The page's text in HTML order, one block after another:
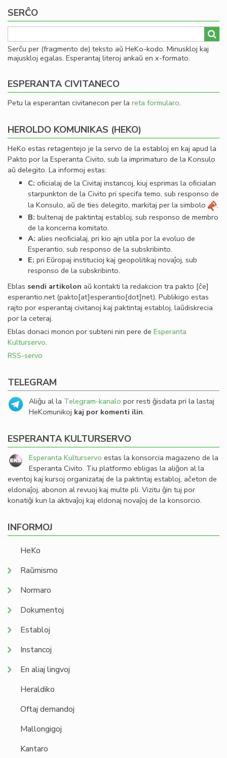
SERĈO
Serĉu per (fragmento de) teksto aŭ HeKo-kodo. Minuskloj kaj
majuskloj egalas. Esperantaj literoj ankaŭ en x-formato.
ESPERANTA CIVITANECO
Petu la esperantan civitanecon per la reta formularo.
HEROLDO KOMUNIKAS (HEKO)
HeKo estas retagentejo je la servo de la establoj en kaj apud la
Pakto por la Esperanta Civito, sub la imprimaturo de la Konsulo
aŭ delegito. La informoj estas:
C: oﬁcialaj de la Civitaj instancoj, kiuj esprimas la oﬁcialan
starpunkton de la Civito pri specifa temo, sub responso de
la Konsulo, aŭ de ties delegito, markitaj per la simbolo
.
B: bultenaj de paktintaj establoj, sub responso de membro
de la koncerna komitato.
A: alies neoﬁcialaj, pri kio ajn utila por la evoluo de
Esperantio, sub responso de la subskribinto.
E: pri Eŭropaj institucioj kaj geopolitikaj novaĵoj, sub
responso de la subskribinto.
Eblas sendi artikolon aŭ kontakti la redakcion tra pakto [ĉe]
esperantio.net(pakto[at]esperantio[dot]net). Publikigo estas
rajto por esperantaj civitanoj kaj paktintaj establoj, laŭdiskrecia
por la ceteraj.
Eblas donaci monon por subteni nin pere de Esperanta
Kulturservo.
RSS-servo
TELEGRAM
Aliĝu al la Telegram-kanalo por resti ĝisdata pri la lastaj
HeKomunikoj kaj por komenti ilin.
ESPERANTA KULTURSERVO
Esperanta Kulturservo estas la konsorcia magazeno de la
Esperanta Civito. Tiu platformo ebligas la aliĝon al la
eventoj kaj kursoj organizataj de la paktintaj establoj, aĉeton de
eldonaĵoj, abonon al revuoj kaj multe pli. Vizitu ĝin tuj por
konatiĝi kun la aktivaĵoj kaj eldonaj novaĵoj de la konsorcio.
INFORMOJ
HeKo
Raŭmismo
Normaro
Dokumentoj
Establoj
Instancoj
En aliaj lingvoj
Heraldiko
Oftaj demandoj
Mallongigoj
Kantaro